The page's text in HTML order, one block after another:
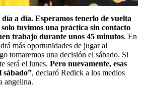
a día. Esperamos tenerlo de vuelta
tuvimos una práctica sin contacto
trabajo durante unos 45 minutos. En
más oportunidades de jugar al
tomaremos una decisión el sábado. Si
será el lunes. Pero nuevamente, esas
sábado”, declaró Redick a los medios
angelina.